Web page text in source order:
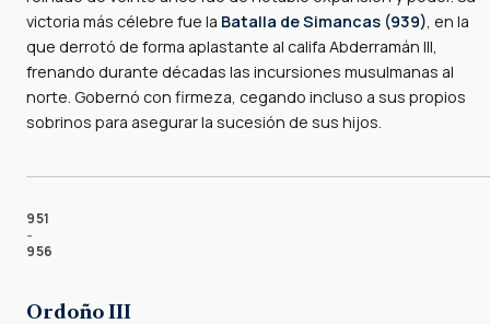
victoria más célebre fue la Batalla de Simancas (939) , en la
que derrotó de forma aplastante al califa Abderramán III,
frenando durante décadas las incursiones musulmanas al
norte. Gobernó con firmeza, cegando incluso a sus propios
sobrinos para asegurar la sucesión de sus hijos.
951
–
956
Ordoño III